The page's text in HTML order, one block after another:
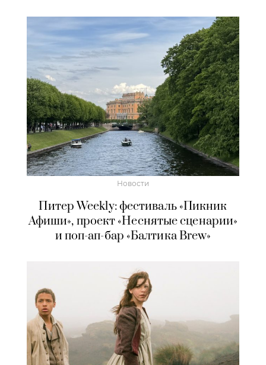
Новости
Питер Weekly: фестиваль «Пикник
Афиши», проект «Неснятые сценарии»
и поп-ап-бар «Балтика Brew»